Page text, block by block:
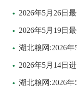
2026年5月26日
2026年5月19日
湖北粮网:2026
2026年5月14日
湖北粮网:2026